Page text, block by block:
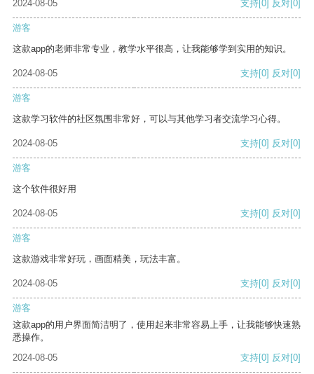
2024-08-05 支持 [0] 反对 [0]
游客
这款app的老师非常专业，教学水平很高，让我能够学到实用的知识。
2024-08-05 支持[0] 反对[0]
游客
这款学习软件的社区氛围非常好，可以与其他学习者交流学习心得。
2024-08-05 支持[0] 反对[0]
游客
这个软件很好用
2024-08-05 支持[0] 反对[0]
游客
这款游戏非常好玩，画面精美，玩法丰富。
2024-08-05 支持[0] 反对[0]
游客
这款app的用户界面简洁明了，使用起来非常容易上手，让我能够快速熟
悉操作。
2024-08-05
支持[0] 反对[0]